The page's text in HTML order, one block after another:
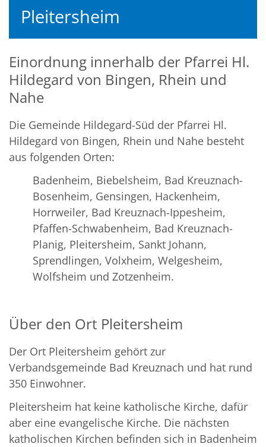
Pleitersheim
Einordnung innerhalb der Pfarrei Hl.
Hildegard von Bingen, Rhein und
Nahe
Die Gemeinde Hildegard-Süd der Pfarrei Hl.
Hildegard von Bingen, Rhein und Nahe besteht
aus folgenden Orten:
Badenheim, Biebelsheim, Bad Kreuznach-
Bosenheim, Gensingen, Hackenheim,
Horrweiler, Bad Kreuznach-Ippesheim,
Pfaffen-Schwabenheim, Bad Kreuznach-
Planig, Pleitersheim, Sankt Johann,
Sprendlingen, Volxheim, Welgesheim,
Wolfsheim und Zotzenheim.
Über den Ort Pleitersheim
Der Ort Pleitersheim gehört zur
Verbandsgemeinde Bad Kreuznach und hat rund
350 Einwohner.
Pleitersheim hat keine katholische Kirche, dafür
aber eine evangelische Kirche. Die nächsten
katholischen Kirchen befinden sich in Badenheim